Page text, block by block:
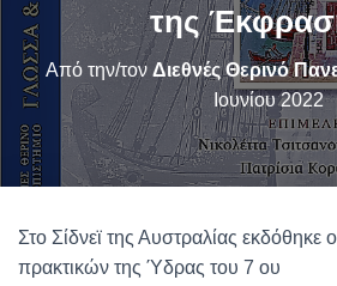
της
Από την/τον Διεθνές Θερινό
Ιουνίου 2022
Στο Σίδνεϊ της Αυστραλίας εκδόθηκε
πρακτικών της Ύδρας του 7 ου